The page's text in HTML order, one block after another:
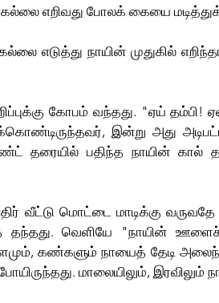
எறிவது போலக் கையை மடித்துக்
எடுத்து நாயின் முதுகில்
கோபம் வந்தது. "ஏய் தம்பி!
இன்று அது
தரையில் பதிந்த நாயின் கால்
வீட்டு மொட்டை மாடிக்கு
தந்தது. வெளியே "நாயின்
கண்களும் நாயைத் தேடி
மாலையிலும்,